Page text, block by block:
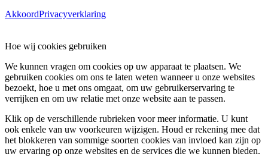
AkkoordPrivacyverklaring
Hoe wij cookies gebruiken
We kunnen vragen om cookies op uw apparaat te plaatsen. We
gebruiken cookies om ons te laten weten wanneer u onze websites
bezoekt, hoe u met ons omgaat, om uw gebruikerservaring te
verrijken en om uw relatie met onze website aan te passen.
Klik op de verschillende rubrieken voor meer informatie. U kunt
ook enkele van uw voorkeuren wijzigen. Houd er rekening mee dat
het blokkeren van sommige soorten cookies van invloed kan zijn op
uw ervaring op onze websites en de services die we kunnen bieden.